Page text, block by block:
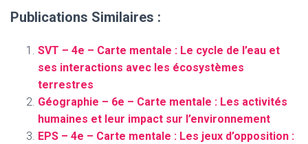
Publications Similaires :
SVT – 4e – Carte mentale : Le cycle de l’eau et
ses interactions avec les écosystèmes
terrestres
Géographie – 6e – Carte mentale : Les activités
humaines et leur impact sur l’environnement
EPS – 4e – Carte mentale : Les jeux d’opposition :